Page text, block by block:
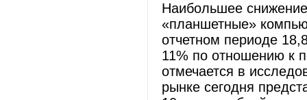
Наибольшее
«планшетные»
отчетном периоде
11% по отношению к
отмечается в
рынке сегодня